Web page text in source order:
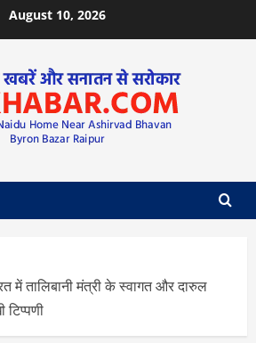
August 10, 2026
में तालिबानी मंत्री के स्वागत और दारुल